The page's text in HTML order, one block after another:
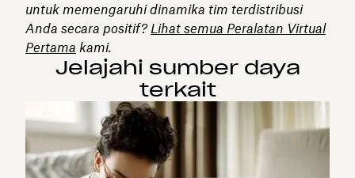
untuk memengaruhi dinamika tim terdistribusi
Anda secara positif? Lihat semua Peralatan Virtual
Pertama kami.
Jelajahi sumber daya
terkait